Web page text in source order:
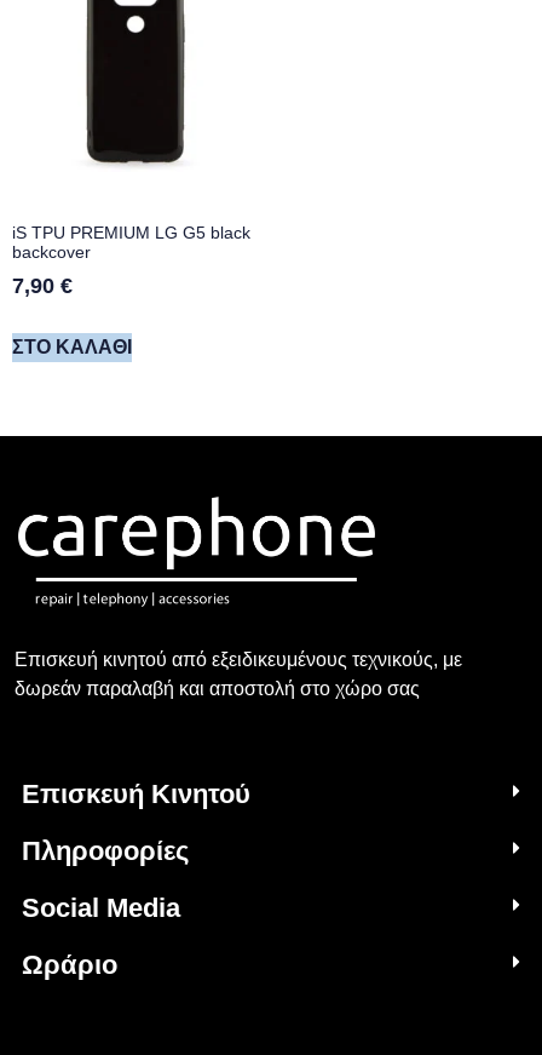
iS TPU PREMIUM LG G5 black
backcover
7,90 €
ΣΤΟ ΚΑΛΆΘΙ
Επισκευή κινητού από εξειδικευμένους τεχνικούς, με
δωρεάν παραλαβή και αποστολή στο χώρο σας
Επισκευή Κινητού
Πληροφορίες
Social Media
Ωράριο